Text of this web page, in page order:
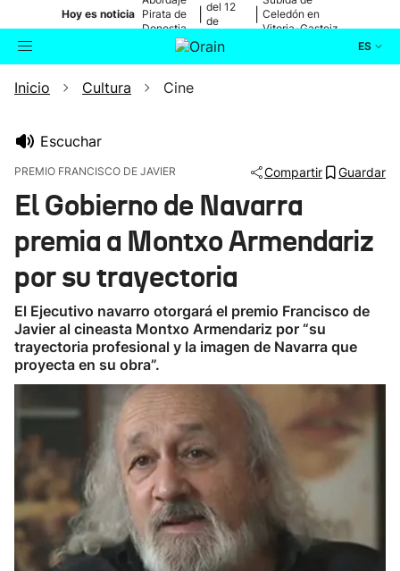
Hoy es noticia Pirata de
Donostia
del 12
de
Celedón en
Vitoria-Gasteiz
ES
Buscador Actualidad
Ikusmiran
Eguraldia
Inicio Cultura Cine
Escuchar
PREMIO FRANCISCO DE JAVIER Compartir Guardar
El Gobierno de Navarra
premia a Montxo Armendariz
por su trayectoria
El Ejecutivo navarro otorgará el premio Francisco de
Javier al cineasta Montxo Armendariz por “su
trayectoria profesional y la imagen de Navarra que
proyecta en su obra”.